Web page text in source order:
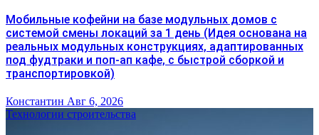
Мобильные кофейни на базе модульных домов с
системой смены локаций за 1 день (Идея основана на
реальных модульных конструкциях, адаптированных
под фудтраки и поп-ап кафе, с быстрой сборкой и
транспортировкой)
Константин Авг 6, 2026
Технологии строительства